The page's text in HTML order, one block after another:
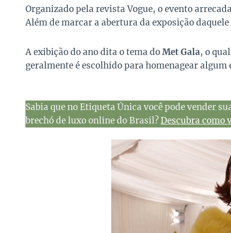
Organizado pela revista Vogue, o evento
Além de marcar a abertura da exposição
A exibição do ano dita o tema doMet Gala, o
geralmente é escolhido para homenagear
Sabia que no Etiqueta Única você pode vender
brechó de luxo online do Brasil?Descubra como